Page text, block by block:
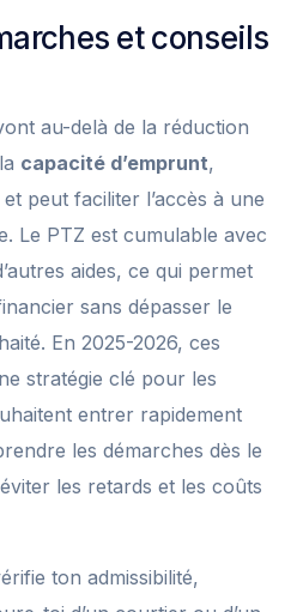
et conseils
au-delà de la réduction
capacité d’emprunt,
peut faciliter l’accès à une
Le PTZ est cumulable avec
aides, ce qui permet
sans dépasser le
En 2025-2026, ces
stratégie clé pour les
entrer rapidement
les démarches dès le
les retards et les coûts
ton admissibilité,